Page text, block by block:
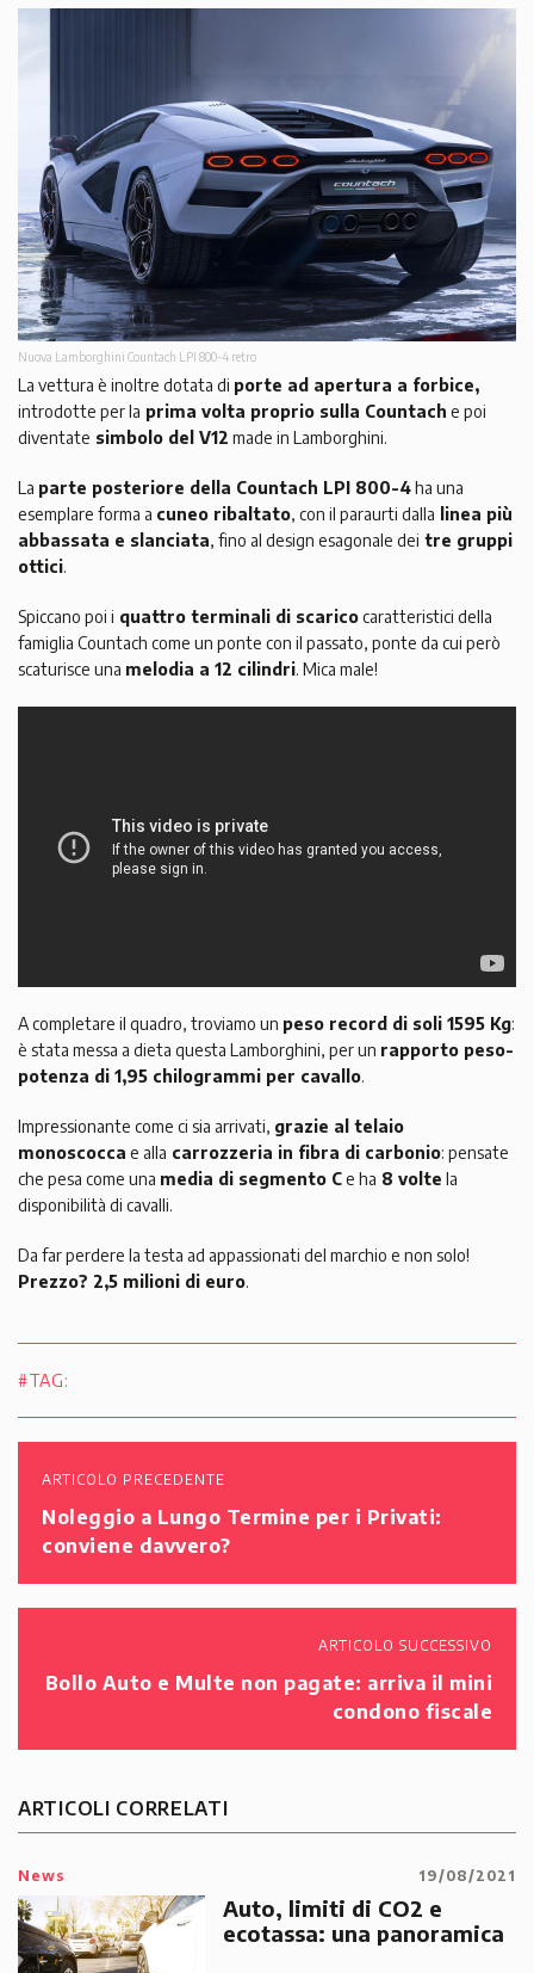
Nuova Lamborghini Countach LPI 800-4 retro
La vettura è inoltre dotata di porte ad apertura a forbice,
introdotte per la prima volta proprio sulla Countach e poi
diventate simbolo del V12 made in Lamborghini.
La parte posteriore della Countach LPI 800-4ha una
esemplare forma a cuneo ribaltato, con il paraurti dalla linea più
abbassata e slanciata, fino al design esagonale dei tre gruppi
ottici.
Spiccano poi i quattro terminali di scaricocaratteristici della
famiglia Countach come un ponte con il passato, ponte da cui però
scaturisce una melodia a 12 cilindri. Mica male!
A completare il quadro, troviamo un peso record di soli 1595 Kg:
è stata messa a dieta questa Lamborghini, per un rapporto peso-
potenza di 1,95 chilogrammi per cavallo.
Impressionante come ci sia arrivati, grazie al telaio
monoscocca e alla carrozzeria in fibra di carbonio: pensate
che pesa come una media di segmento Ce ha 8 volte la
disponibilità di cavalli.
Da far perdere la testa ad appassionati del marchio e non solo!
Prezzo? 2,5 milioni di euro.
#TAG:
ARTICOLO PRECEDENTE
Noleggio a Lungo Termine per i Privati:
conviene davvero?
ARTICOLO SUCCESSIVO
Bollo Auto e Multe non pagate: arriva il mini
condono fiscale
ARTICOLI CORRELATI
News 19/08/2021
Auto, limiti di CO2 e
ecotassa: una panoramica